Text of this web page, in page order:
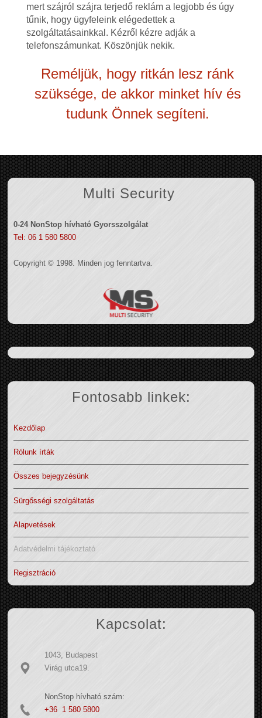
mert szájról szájra terjedő reklám a legjobb és úgy
tűnik, hogy ügyfeleink elégedettek a
szolgáltatásainkkal. Kézről kézre adják a
telefonszámunkat. Köszönjük nekik.
Reméljük, hogy ritkán lesz ránk
szüksége, de akkor minket hív és
tudunk Önnek segíteni.
Multi Security
0-24 NonStop hívható Gyorsszolgálat
Tel: 06 1 580 5800
Copyright © 1998. Minden jog fenntartva.
Fontosabb linkek:
Kezdőlap
Rólunk írták
Összes bejegyzésünk
Sürgősségi szolgáltatás
Alapvetések
Adatvédelmi tájékoztató
Regisztráció
Kapcsolat:
1043, Budapest
Virág utca19.
NonStop hívható szám:
+36 1 580 5800